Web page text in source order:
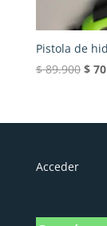
Pistola de
$89.900 El
era:
$
Acceder